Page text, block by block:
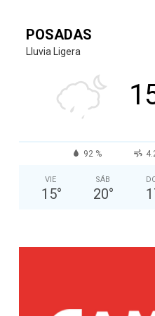
POSADAS
Lluvia Ligera
92 %
VIE
15°
SÁB
20°